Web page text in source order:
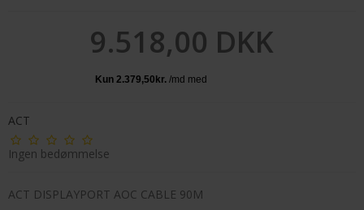
9.518,00 DKK
ACT
Ingen bedømmelse
ACT DISPLAYPORT AOC CABLE 90M